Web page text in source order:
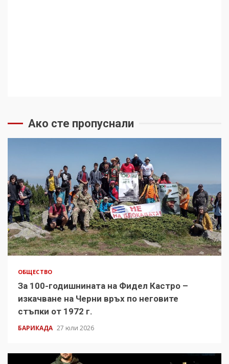
Ако сте пропуснали
ОБЩЕСТВО
За 100-годишнината на Фидел Кастро –
изкачване на Черни връх по неговите
стъпки от 1972 г.
БАРИКАДА 27 юли 2026